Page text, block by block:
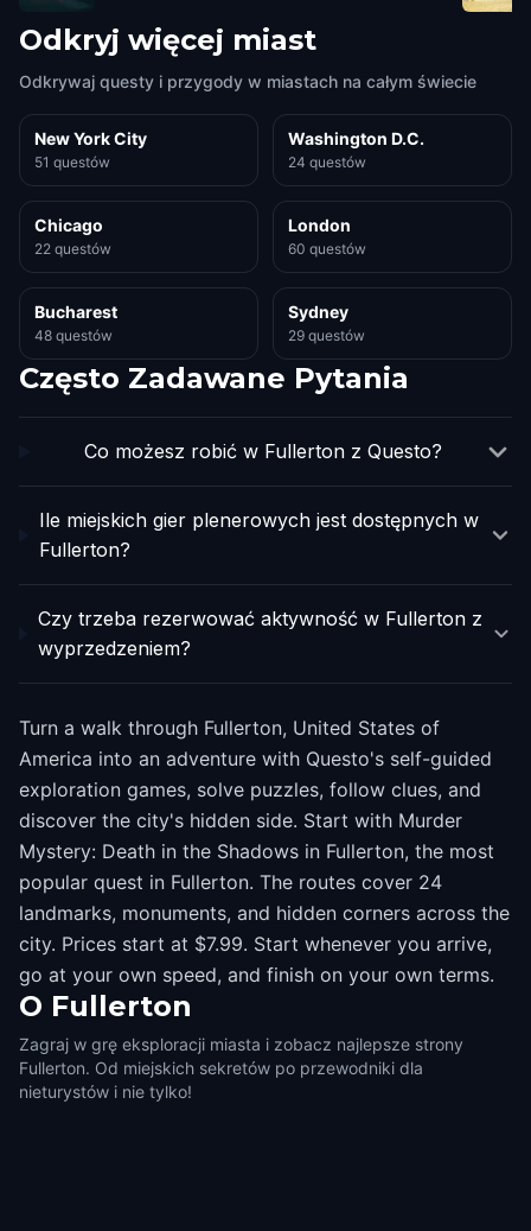
Odkryj więcej miast
Odkrywaj questy i przygody w miastach na całym świecie
New York City
51 questów
Washington D.C.
24 questów
Chicago
22 questów
London
60 questów
Bucharest
48 questów
Sydney
29 questów
Często Zadawane Pytania
Co możesz robić w Fullerton z Questo?
Ile miejskich gier plenerowych jest dostępnych w
Fullerton?
Czy trzeba rezerwować aktywność w Fullerton z
wyprzedzeniem?
Turn a walk through Fullerton, United States of
America into an adventure with Questo's self-guided
exploration games, solve puzzles, follow clues, and
discover the city's hidden side. Start with Murder
Mystery: Death in the Shadows in Fullerton, the most
popular quest in Fullerton. The routes cover 24
landmarks, monuments, and hidden corners across the
city. Prices start at $7.99. Start whenever you arrive,
go at your own speed, and finish on your own terms.
O Fullerton
Zagraj w grę eksploracji miasta i zobacz najlepsze strony
Fullerton. Od miejskich sekretów po przewodniki dla
nieturystów i nie tylko!